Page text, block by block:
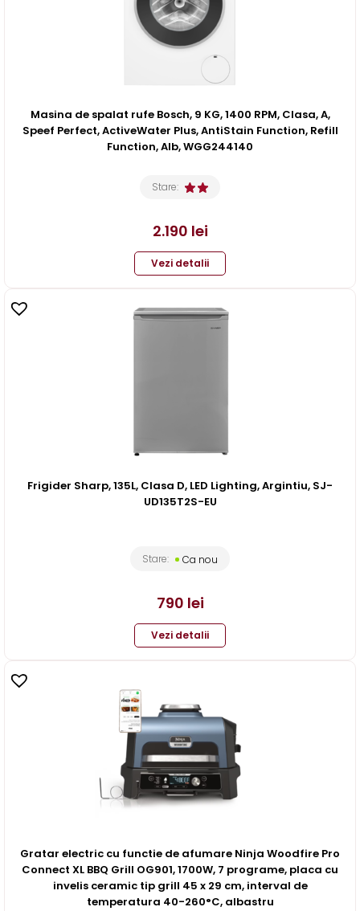
Masina de spalat rufe Bosch, 9 KG, 1400 RPM, Clasa, A,
Speef Perfect, ActiveWater Plus, AntiStain Function, Refill
Function, Alb, WGG244140
Stare:
2.190 lei
Vezi detalii
Frigider Sharp, 135L, Clasa D, LED Lighting, Argintiu, SJ-
UD135T2S-EU
Stare: Ca nou
790 lei
Vezi detalii
Gratar electric cu functie de afumare Ninja Woodfire Pro
Connect XL BBQ Grill OG901, 1700W, 7 programe, placa cu
invelis ceramic tip grill 45 x 29 cm, interval de
temperatura 40-260°C, albastru